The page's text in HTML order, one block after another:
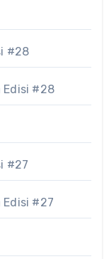
#28
Edisi #28
#27
Edisi #27